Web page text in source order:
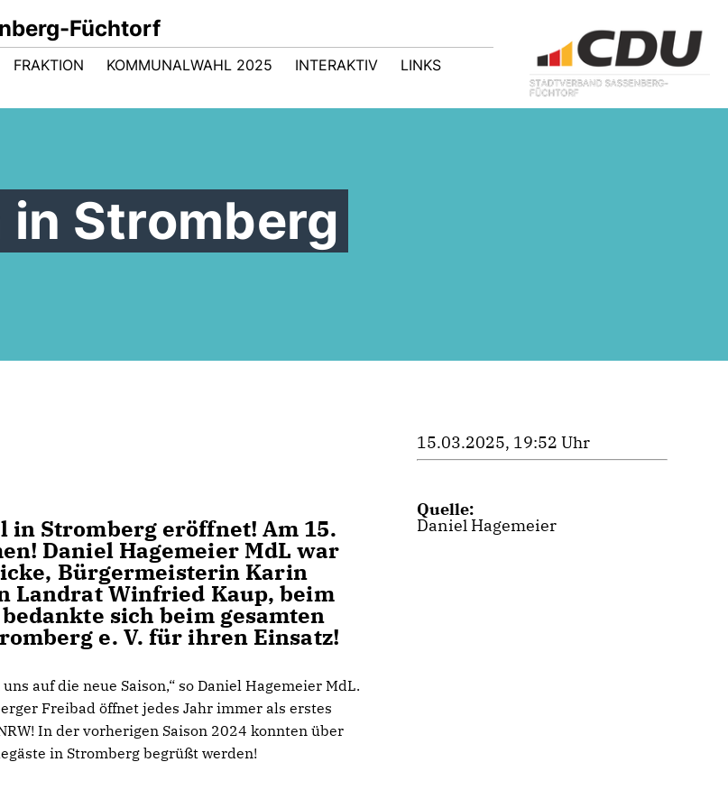
Füchtorf
FRAKTION KOMMUNALWAHL 2025 INTERAKTIV
LINKS
Stromberg
in Stromberg eröffnet! Am 15.
Daniel Hagemeier MdL war
Bürgermeisterin Karin
Landrat Winfried Kaup, beim
sich beim gesamten
e. V. für ihren Einsatz!
auf die neue Saison,“ so Daniel Hagemeier MdL.
Freibad öffnet jedes Jahr immer als erstes
In der vorherigen Saison 2024 konnten über
in Stromberg begrüßt werden!
15.03.2025, 19:52 Uhr
Quelle:
Daniel Hagemeier